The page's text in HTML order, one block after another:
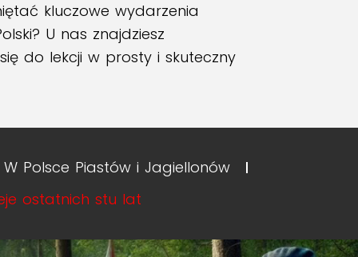
kluczowe wydarzenia
U nas znajdziesz
do lekcji w prosty i skuteczny
W Polsce Piastów i Jagiellonów
ostatnich stu lat